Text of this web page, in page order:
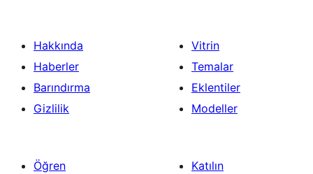
Hakkında
Haberler
Barındırma
Gizlilik
Vitrin
Temalar
Eklentiler
Modeller
Öğren
Katılın